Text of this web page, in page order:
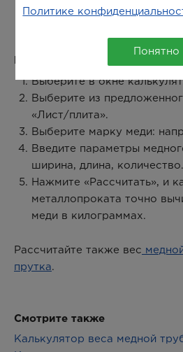
Выберите в окне
Выберите из
«Лист/плита».
Выберите марку меди:
Введите параметры
ширина, длина, количество.
Нажмите «Рассчитать», и
металлопроката точно
меди в килограммах.
Рассчитайте также вес
прутка.
Смотрите также
Калькулятор веса медной
Политике
Понятно